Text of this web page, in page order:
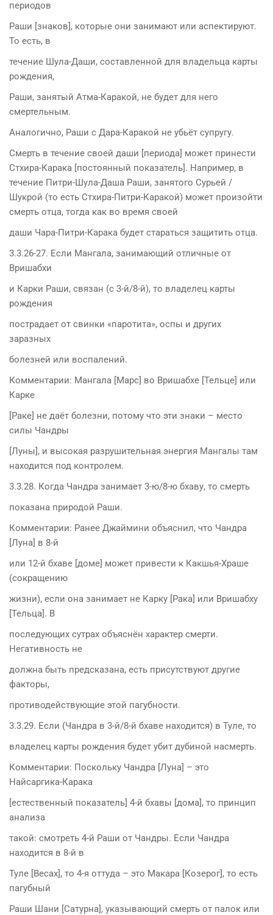
периодов
Раши [знаков], которые они занимают или аспектируют.
То есть, в
течение Шула-Даши, составленной для владельца карты
рождения,
Раши, занятый Атма-Каракой, не будет для него
смертельным.
Аналогично, Раши с Дара-Каракой не убьёт супругу.
Смерть в течение своей даши [периода] может принести
Стхира-Карака [постоянный показатель]. Например, в
течение Питри-Шула-Даша Раши, занятого Сурьей /
Шукрой (то есть Стхира-Питри-Каракой) может произойти
смерть отца, тогда как во время своей
даши Чара-Питри-Карака будет стараться защитить отца.
3.3.26-27. Если Мангала, занимающий отличные от
Вришабхи
и Карки Раши, связан (с 3-й/8-й), то владелец карты
рождения
пострадает от свинки «паротита», оспы и других
заразных
болезней или воспалений.
Комментарии: Мангала [Марс] во Вришабхе [Тельце] или
Карке
[Раке] не даёт болезни, потому что эти знаки – место
силы Чандры
[Луны], и высокая разрушительная энергия Мангалы там
находится под контролем.
3.3.28. Когда Чандра занимает 3-ю/8-ю бхаву, то смерть
показана природой Раши.
Комментарии: Ранее Джаймини объяснил, что Чандра
[Луна] в 8-й
или 12-й бхаве [доме] может привести к Какшья-Храше
(сокращению
жизни), если она занимает не Карку [Рака] или Вришабху
[Тельца]. В
последующих сутрах объяснён характер смерти.
Негативность не
должна быть предсказана, есть присутствуют другие
факторы,
противодействующие этой пагубности.
3.3.29. Если (Чандра в 3-й/8-й бхаве находится) в Туле, то
владелец карты рождения будет убит дубиной насмерть.
Комментарии: Поскольку Чандра [Луна] – это
Найсаргика-Карака
[естественный показатель] 4-й бхавы [дома], то принцип
анализа
такой: смотреть 4-й Раши от Чандры. Если Чандра
находится в 8-й в
Туле [Весах], то 4-я оттуда – это Макара [Козерог], то есть
пагубный
Раши Шани [Сатурна], указывающий смерть от палок или